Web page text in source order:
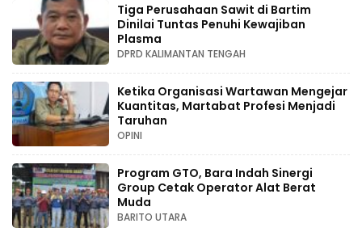
Tiga Perusahaan Sawit di Bartim
Dinilai Tuntas Penuhi Kewajiban
Plasma
DPRD KALIMANTAN TENGAH
Ketika Organisasi Wartawan Mengejar
Kuantitas, Martabat Profesi Menjadi
Taruhan
OPINI
Program GTO, Bara Indah Sinergi
Group Cetak Operator Alat Berat
Muda
BARITO UTARA